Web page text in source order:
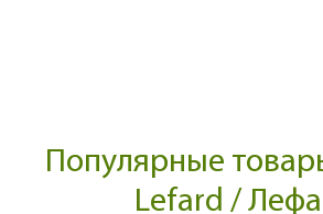
Популярные
Lefard /